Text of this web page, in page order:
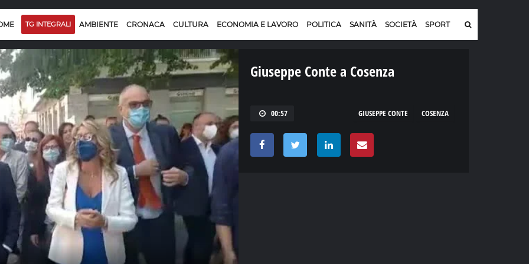
TG INTEGRALI AMBIENTE CRONACA CULTURA ECONOMIA E LAVORO POLITICA SANITÀ SOCIETÀ SPORT
Giuseppe Conte a Cosenza
00:57 COSENZA
GIUSEPPE CONTE